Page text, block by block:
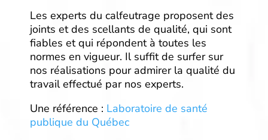
Les experts du calfeutrage proposent des
joints et des scellants de qualité, qui sont
fiables et qui répondent à toutes les
normes en vigueur. Il suffit de surfer sur
nos réalisations pour admirer la qualité du
travail effectué par nos experts.
Une référence : Laboratoire de santé
publique du Québec